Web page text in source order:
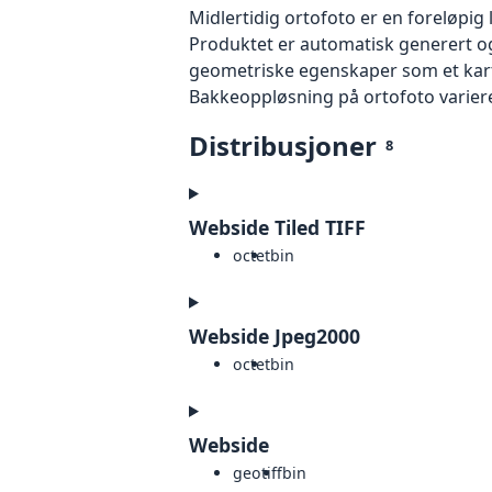
Midlertidig ortofoto er en foreløpig
Produktet er automatisk generert
geometriske egenskaper som et
Bakkeoppløsning på ortofoto
Distribusjoner 8
Webside Tiled TIFF
octetbin
Webside Jpeg2000
octetbin
Webside
geotiffbin